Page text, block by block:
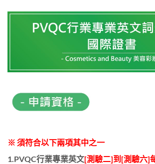
※ 須符合以下兩項其中之一
1.PVQC行業專業英文[測驗二]到[測驗六]